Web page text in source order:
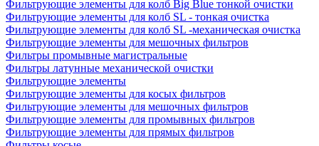
Фильтрующие элементы для колб Big Blue тонкой очистки
Фильтрующие элементы для колб SL - тонкая очистка
Фильтрующие элементы для колб SL -механическая очистка
Фильтрующие элементы для мешочных фильтров
Фильтры промывные магистральные
Фильтры латунные механической очистки
Фильтрующие элементы
Фильтрующие элементы для косых фильтров
Фильтрующие элементы для мешочных фильтров
Фильтрующие элементы для промывных фильтров
Фильтрующие элементы для прямых фильтров